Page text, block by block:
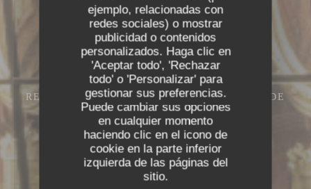
ejemplo, relacionadas con
redes sociales) o mostrar
publicidad o contenidos
personalizados. Haga clic en
'Aceptar todo', 'Rechazar
todo' o 'Personalizar' para
gestionar sus preferencias.
Puede cambiar sus opciones
en cualquier momento
haciendo clic en el icono de
cookie en la parte inferior
izquierda de las páginas del
sitio.
RESTAURANT – CAFÉ – GLACIER
13 RUE DE
L'ANCIENNE COMÉDIE 75006 PARIS